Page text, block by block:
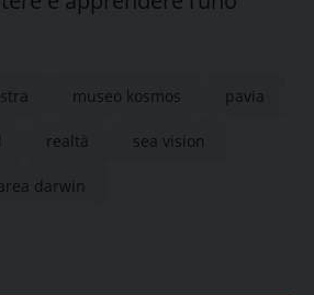
museo kosmos pavia
realtà sea vision
darwin